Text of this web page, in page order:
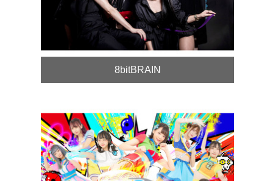
8bitBRAIN